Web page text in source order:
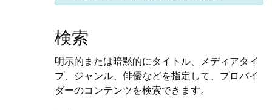
検索
明示的または暗黙的にタイトル、メディアタイ
プ、ジャンル、俳優などを指定して、プロバイ
ダーのコンテンツを検索できます。